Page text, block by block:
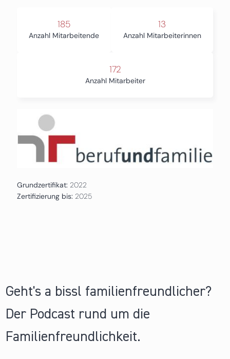
185
Anzahl Mitarbeitende
13
Anzahl Mitarbeiterinnen
172
Anzahl Mitarbeiter
Grundzertifikat: 2022
Zertifizierung bis: 2025
Geht's a bissl familienfreundlicher?
Der Podcast rund um die
Familienfreundlichkeit.